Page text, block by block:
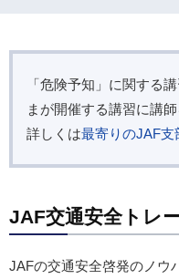
「危険予知」に関する
まが開催する講習に講師
詳しくは最寄りのJAF支
JAF交通安全トレ
JAFの交通安全啓発のノウ